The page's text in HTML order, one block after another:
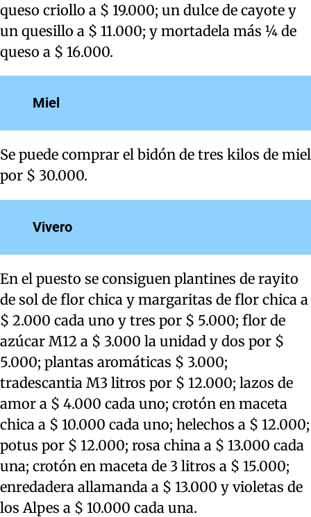
queso criollo a $ 19.000; un dulce de cayote y
un quesillo a $ 11.000; y mortadela más ¼ de
queso a $ 16.000.
Miel
Se puede comprar el bidón de tres kilos de miel
por $ 30.000.
Vivero
En el puesto se consiguen plantines de rayito
de sol de flor chica y margaritas de flor chica a
$ 2.000 cada uno y tres por $ 5.000; flor de
azúcar M12 a $ 3.000 la unidad y dos por $
5.000; plantas aromáticas $ 3.000;
tradescantia M3 litros por $ 12.000; lazos de
amor a $ 4.000 cada uno; crotón en maceta
chica a $ 10.000 cada uno; helechos a $ 12.000;
potus por $ 12.000; rosa china a $ 13.000 cada
una; crotón en maceta de 3 litros a $ 15.000;
enredadera allamanda a $ 13.000 y violetas de
los Alpes a $ 10.000 cada una.